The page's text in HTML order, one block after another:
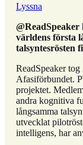
Lyssna
världens första
talsyntesrösten
ReadSpeaker
Afasiförbundet.
projektet.
andra kognitiva
långsamma
utvecklat
intelligens, har